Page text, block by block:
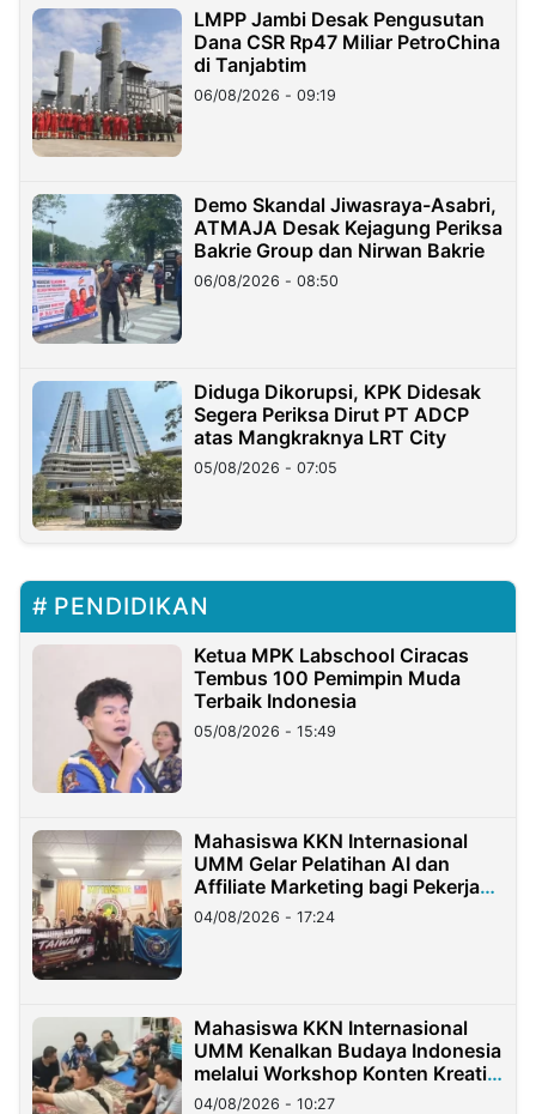
LMPP Jambi Desak Pengusutan
Dana CSR Rp47 Miliar PetroChina
di Tanjabtim
06/08/2026 - 09:19
Demo Skandal Jiwasraya-Asabri,
ATMAJA Desak Kejagung Periksa
Bakrie Group dan Nirwan Bakrie
06/08/2026 - 08:50
Diduga Dikorupsi, KPK Didesak
Segera Periksa Dirut PT ADCP
atas Mangkraknya LRT City
05/08/2026 - 07:05
PENDIDIKAN
Ketua MPK Labschool Ciracas
Tembus 100 Pemimpin Muda
Terbaik Indonesia
05/08/2026 - 15:49
Mahasiswa KKN Internasional
UMM Gelar Pelatihan AI dan
Affiliate Marketing bagi Pekerja
Migran Indonesia di Taiwan
04/08/2026 - 17:24
Mahasiswa KKN Internasional
UMM Kenalkan Budaya Indonesia
melalui Workshop Konten Kreatif
di Taiwan
04/08/2026 - 10:27